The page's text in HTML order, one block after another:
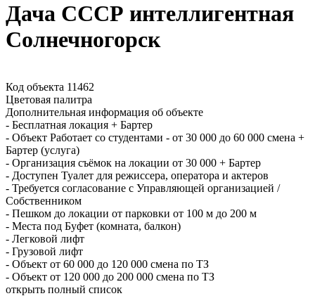
Дача СССР интеллигентная
Солнечногорск
Код объекта 11462
Цветовая палитра
Дополнительная информация об объекте
- Бесплатная локация + Бартер
- Объект Работает со студентами - от 30 000 до 60 000 смена +
Бартер (услуга)
- Организация съёмок на локации от 30 000 + Бартер
- Доступен Туалет для режиссера, оператора и актеров
- Требуется согласование с Управляющей организацией /
Собственником
- Пешком до локации от парковки от 100 м до 200 м
- Места под Буфет (комната, балкон)
- Легковой лифт
- Грузовой лифт
- Объект от 60 000 до 120 000 смена по ТЗ
- Объект от 120 000 до 200 000 смена по ТЗ
открыть полный список